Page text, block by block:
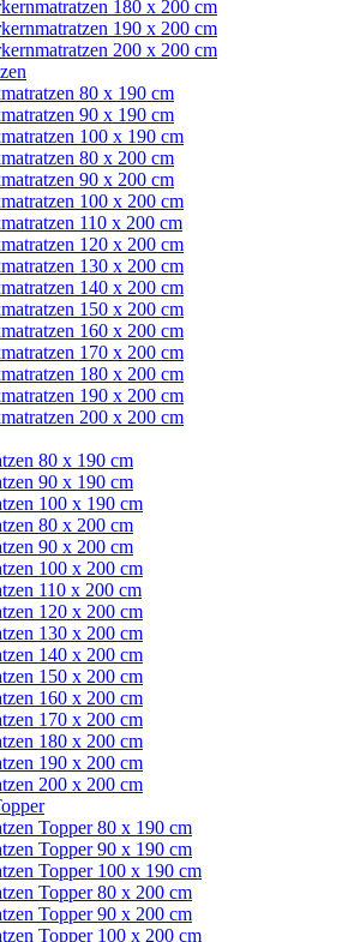
180 x 200 cm
190 x 200 cm
200 x 200 cm
80 x 190 cm
90 x 190 cm
100 x 190 cm
80 x 200 cm
90 x 200 cm
100 x 200 cm
110 x 200 cm
120 x 200 cm
130 x 200 cm
140 x 200 cm
150 x 200 cm
160 x 200 cm
170 x 200 cm
180 x 200 cm
190 x 200 cm
200 x 200 cm
80 x 190 cm
90 x 190 cm
100 x 190 cm
80 x 200 cm
90 x 200 cm
100 x 200 cm
110 x 200 cm
120 x 200 cm
130 x 200 cm
140 x 200 cm
150 x 200 cm
160 x 200 cm
170 x 200 cm
180 x 200 cm
190 x 200 cm
200 x 200 cm
Topper 80 x 190 cm
Topper 90 x 190 cm
Topper 100 x 190 cm
Topper 80 x 200 cm
Topper 90 x 200 cm
Topper 100 x 200 cm